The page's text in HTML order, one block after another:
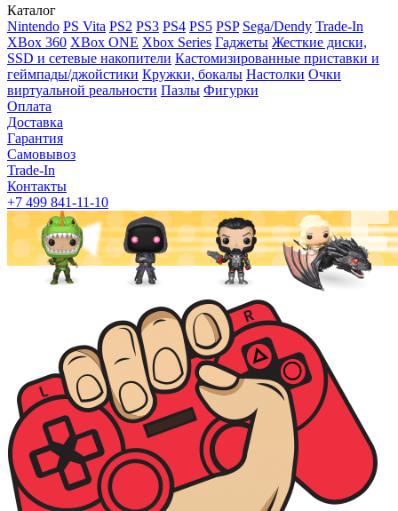
Каталог
Nintendo PS Vita PS2 PS3 PS4 PS5 PSP Sega/Dendy Trade-In
XBox 360 XBox ONE Xbox Series Гаджеты Жесткие диски,
SSD и сетевые накопители Кастомизированные приставки и
геймпады/джойстики Кружки, бокалы Настолки Очки
виртуальной реальности Пазлы Фигурки
Оплата
Доставка
Гарантия
Самовывоз
Trade-In
Контакты
+7 499 841-11-10